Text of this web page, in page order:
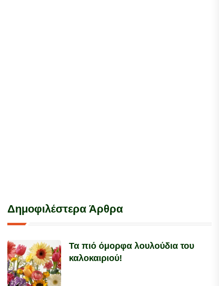
Δημοφιλέστερα Άρθρα
Τα πιό όμορφα λουλούδια του
καλοκαιριού!